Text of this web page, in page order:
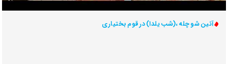
آئین شو چله ،(شب یلدا) در قوم بختیاری